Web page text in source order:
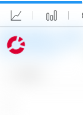
Equity Select Europe
UCITS ETF (Acc)